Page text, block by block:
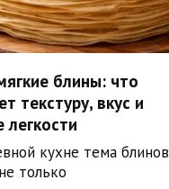
блины: что
текстуру, вкус и
кухне тема блинов
только